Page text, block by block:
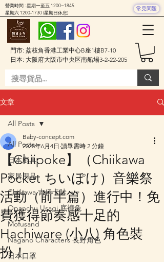
門市: 荔枝角香港工業中心B座1樓B7-10
日本: 大阪府大阪市中央区南船場3-2-22-205
營業時間 : 星期一至五 1200~1845
星期六 1200-1730(星期日休息)
常見問題
文章
All Posts
日本廚具
家居用品
Chiikawa 吉伊卡哇
Opanchu Usagi 底褲兔
Mofusand
Nagano Characters 長野角色
日本口罩
All Posts
【Chiipoke】（Chiikawa
Pocket ちいぽけ）音樂祭
活動（前半篇）進行中！免
費獲得節奏感十足的
Hachiware (小八) 角色裝
扮！
Baby-concept.com
2025年6月4日 讀畢需時 2 分鐘